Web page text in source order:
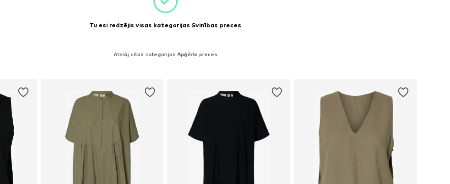
Tu esi redzējis visas kategorijas Svinības preces
Atklāj citas kategorijas Apģērbi preces